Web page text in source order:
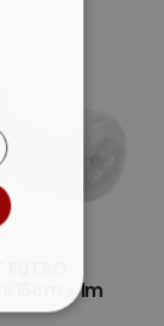
15cm x 1m